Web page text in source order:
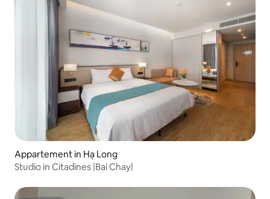
Appartement in Hạ Long
Studio in Citadines |Bai Chay|